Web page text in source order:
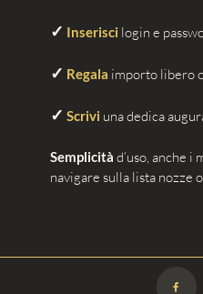
✓ Inserisci login e
✓ Regala importo libero
✓ Scrivi una dedica
Semplicità d’uso, anche i
navigare sulla lista nozze